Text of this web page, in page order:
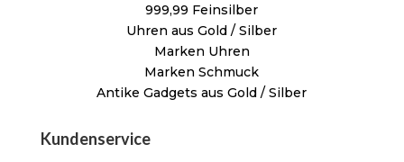
999,99 Feinsilber
Uhren aus Gold / Silber
Marken Uhren
Marken Schmuck
Antike Gadgets aus Gold / Silber
Kundenservice